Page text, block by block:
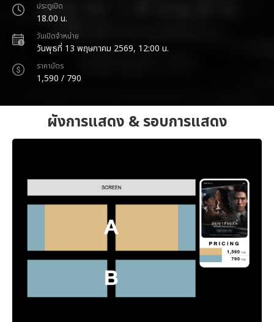
ประตูเปิด
18.00 น.
วันเปิดจำหน่าย
วันพุธที่ 13 พฤษภาคม 2569, 12:00 น.
ราคาบัตร
1,590 / 790
ผังการแสดง & รอบการแสดง